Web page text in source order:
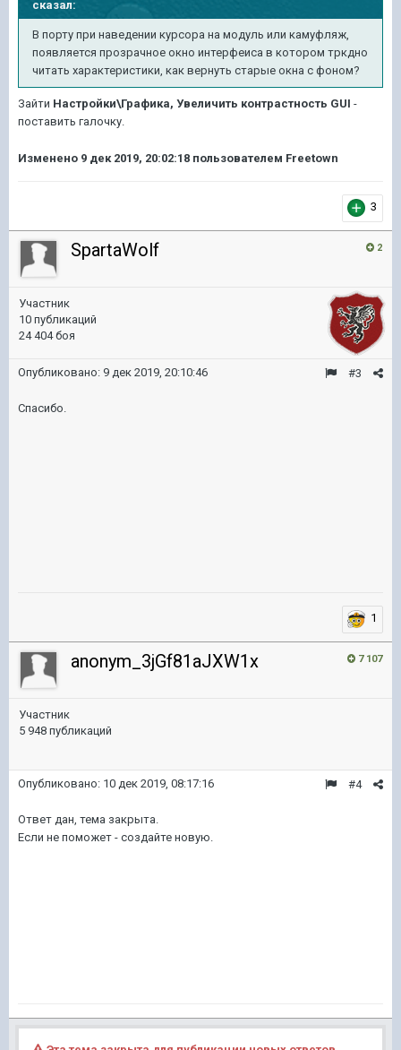
сказал:
В порту при наведении курсора на модуль или камуфляж,
появляется прозрачное окно интерфеиса в котором тркдно
читать характеристики, как вернуть старые окна с фоном?
Зайти Настройки\Графика, Увеличить контрастность GUI -
поставить галочку.
Изменено 9 дек 2019, 20:02:18 пользователем Freetown
3
2
SpartaWolf
Участник
10 публикаций
24 404 боя
#3
Опубликовано: 9 дек 2019, 20:10:46
Спасибо.
1
7 107
anonym_3jGf81aJXW1x
Участник
5 948 публикаций
#4
Опубликовано: 10 дек 2019, 08:17:16
Ответ дан, тема закрыта.
Если не поможет - создайте новую.